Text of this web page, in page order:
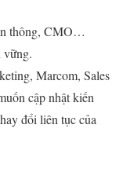
thông, CMO…
vững.
Marcom, Sales
cập nhật kiến
đổi liên tục của